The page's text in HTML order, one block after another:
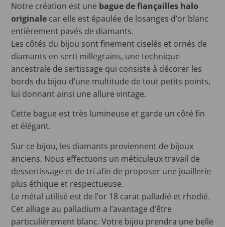
Notre création est une bague de fiançailles halo
originale car elle est épaulée de losanges d’or blanc
entièrement pavés de diamants.
Les côtés du bijou sont finement ciselés et ornés de
diamants en serti millegrains, une technique
ancestrale de sertissage qui consiste à décorer les
bords du bijou d’une multitude de tout petits points,
lui donnant ainsi une allure vintage.
Cette bague est très lumineuse et garde un côté fin
et élégant.
Sur ce bijou, les diamants proviennent de bijoux
anciens. Nous effectuons un méticuleux travail de
dessertissage et de tri afin de proposer une joaillerie
plus éthique et respectueuse.
Le métal utilisé est de l’or 18 carat palladié et rhodié.
Cet alliage au palladium a l’avantage d’être
particulièrement blanc. Votre bijou prendra une belle